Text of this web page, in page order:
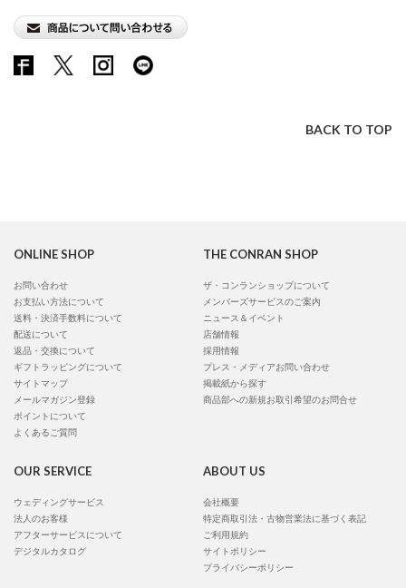
BACK TO TOP
ONLINE SHOP
お問い合わせ
お支払い方法について
送料・決済手数料について
配送について
返品・交換について
ギフトラッピングについて
サイトマップ
メールマガジン登録
ポイントについて
よくあるご質問
THE CONRAN SHOP
ザ・コンランショップについて
メンバーズサービスのご案内
ニュース＆イベント
店舗情報
採用情報
プレス・メディアお問い合わせ
掲載紙から探す
商品部への新規お取引希望のお問合せ
OUR SERVICE
ウェディングサービス
法人のお客様
アフターサービスについて
デジタルカタログ
ABOUT US
会社概要
特定商取引法・古物営業法に基づく表記
ご利用規約
サイトポリシー
プライバシーポリシー